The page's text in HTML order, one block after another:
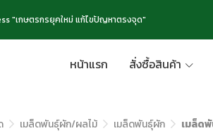
"เกษตรกรยุคใหม่ แก้ไขปัญหาตรงจุด"
หน้าแรก สั่งซื้อสินค้า
เมล็ดพันธุ์ผัก/ผลไม้ เมล็ดพันธุ์ผัก เมล็ด